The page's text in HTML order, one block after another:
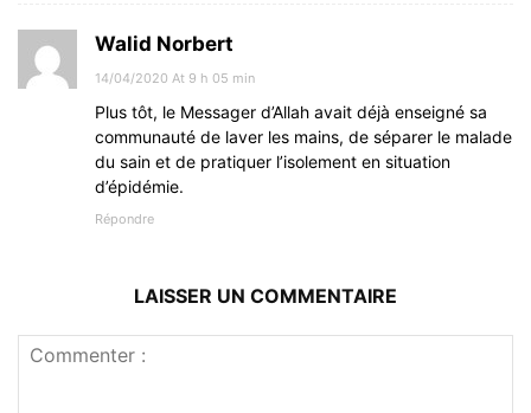
Walid Norbert
14/04/2020 At 9 h 05 min
Plus tôt, le Messager d’Allah avait déjà enseigné sa
communauté de laver les mains, de séparer le malade
du sain et de pratiquer l’isolement en situation
d’épidémie.
Répondre
LAISSER UN COMMENTAIRE